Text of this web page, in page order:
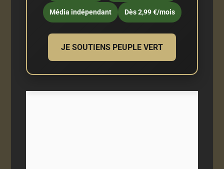
Média indépendant Dès 2,99 €/mois
JE SOUTIENS PEUPLE VERT